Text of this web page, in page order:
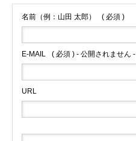
名前（例：山田 太郎） ( 必須 )
E-MAIL ( 必須 ) - 公開されません -
URL